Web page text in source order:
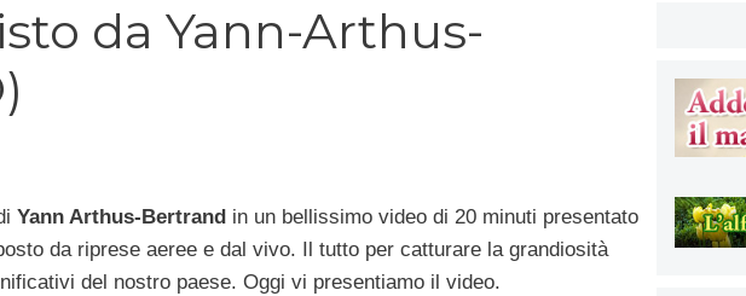
da Yann-Arthus-
Yann Arthus-Bertrand in un bellissimo video di 20 minuti presentato
da riprese aeree e dal vivo. Il tutto per catturare la grandiosità
del nostro paese. Oggi vi presentiamo il video.